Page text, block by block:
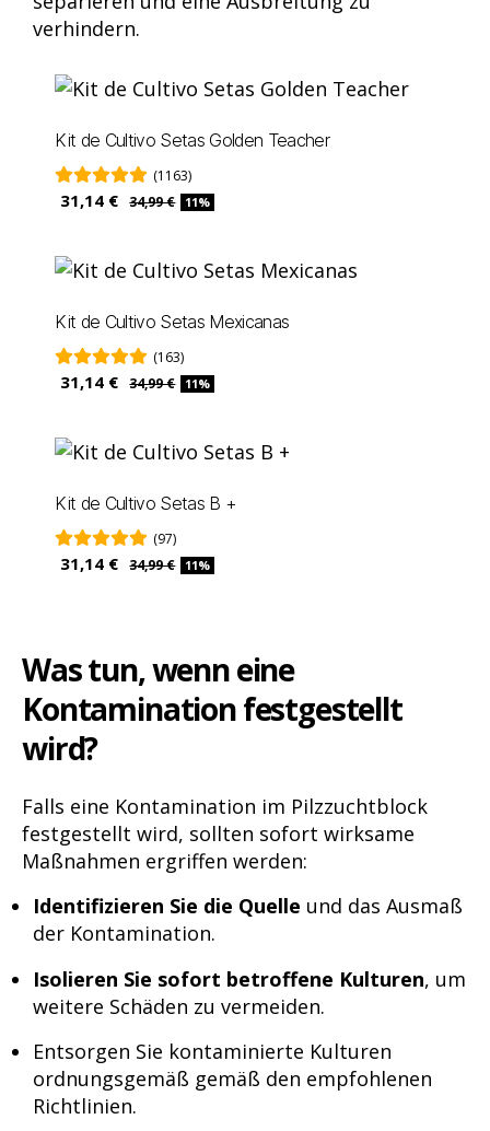
verhindern.
Kit de Cultivo Setas Golden Teacher
(1163)
31,14 € 34,99 € 11%
Kit de Cultivo Setas Mexicanas
(163)
31,14 € 34,99 € 11%
Kit de Cultivo Setas B +
(97)
31,14 € 34,99 € 11%
Was tun, wenn eine
Kontamination festgestellt
wird?
Falls eine Kontamination im Pilzzuchtblock
festgestellt wird, sollten sofort wirksame
Maßnahmen ergriffen werden:
Identifizieren Sie die Quelle und das Ausmaß
der Kontamination.
Isolieren Sie sofort betroffene Kulturen, um
weitere Schäden zu vermeiden.
Entsorgen Sie kontaminierte Kulturen
ordnungsgemäß gemäß den empfohlenen
Richtlinien.